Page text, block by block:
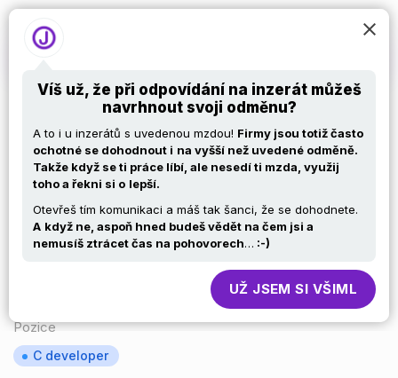
Vývojář aplikačního
SW
Chcete se dozvědět víc? Napište nám na
Pozice
C developer
Víš už, že při odpovídání na inzerát můžeš
navrhnout svoji odměnu?
A to i u inzerátů s uvedenou mzdou! Firmy jsou totiž často
ochotné se dohodnout i na vyšší než uvedené odměně.
Takže když se ti práce líbí, ale nesedí ti mzda, využij
toho a řekni si o lepší.
Otevřeš tím komunikaci a máš tak šanci, že se dohodnete.
A když ne, aspoň hned budeš vědět na čem jsi a
nemusíš ztrácet čas na pohovorech… :-)
UŽ JSEM SI VŠIML